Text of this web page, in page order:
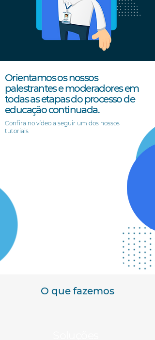
Orientamos os nossos
palestrantes e moderadores em
todas as etapas do processo de
educação continuada.
Confira no vídeo a seguir um dos nossos
tutoriais
O que fazemos